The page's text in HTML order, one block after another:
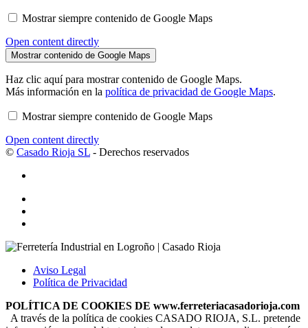
Mostrar siempre contenido de Google Maps
Open content directly
Mostrar contenido de Google Maps
Haz clic aquí para mostrar contenido de Google Maps.
Más información en la política de privacidad de Google Maps.
Mostrar siempre contenido de Google Maps
Open content directly
© Casado Rioja SL - Derechos reservados
Aviso Legal
Política de Privacidad
POLÍTICA DE COOKIES DE www.ferreteriacasadorioja.com
A través de la política de cookies CASADO RIOJA, S.L. pretende